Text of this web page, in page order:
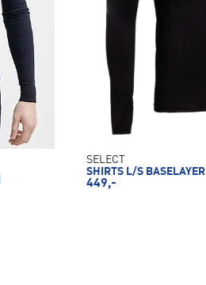
SELECT
SHIRTS L/S BASELAYER
449,-